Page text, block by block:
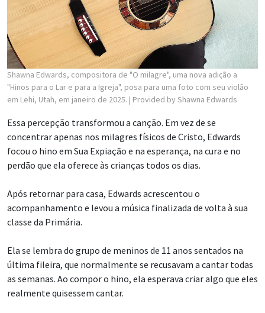
Shawna Edwards, compositora de "O milagre", uma nova adição a
"Hinos para o Lar e para a Igreja", posa para uma foto com seu violão
em Lehi, Utah, em janeiro de 2025. | Provided by Shawna Edwards
Essa percepção transformou a canção. Em vez de se
concentrar apenas nos milagres físicos de Cristo, Edwards
focou o hino em Sua Expiação e na esperança, na cura e no
perdão que ela oferece às crianças todos os dias.
Após retornar para casa, Edwards acrescentou o
acompanhamento e levou a música finalizada de volta à sua
classe da Primária.
Ela se lembra do grupo de meninos de 11 anos sentados na
última fileira, que normalmente se recusavam a cantar todas
as semanas. Ao compor o hino, ela esperava criar algo que eles
realmente quisessem cantar.